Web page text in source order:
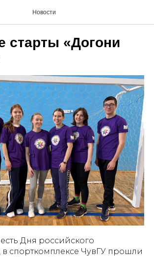
Новости
старты «Догони
Дня российского
в спорткомплексе ЧувГУ прошли